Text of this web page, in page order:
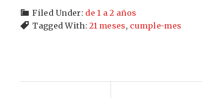
Filed Under: de 1 a 2 años
Tagged With:21 meses, cumple-mes